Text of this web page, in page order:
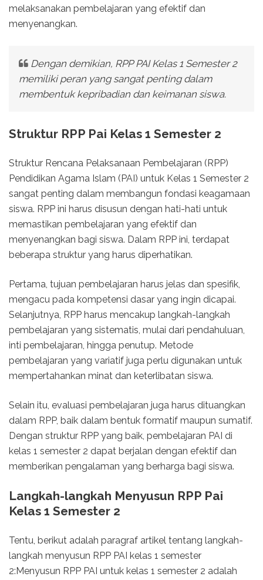
melaksanakan pembelajaran yang efektif dan
menyenangkan.
Dengan demikian, RPP PAI Kelas 1 Semester 2
memiliki peran yang sangat penting dalam
membentuk kepribadian dan keimanan siswa.
Struktur RPP Pai Kelas 1 Semester 2
Struktur Rencana Pelaksanaan Pembelajaran (RPP)
Pendidikan Agama Islam (PAI) untuk Kelas 1 Semester 2
sangat penting dalam membangun fondasi keagamaan
siswa. RPP ini harus disusun dengan hati-hati untuk
memastikan pembelajaran yang efektif dan
menyenangkan bagi siswa. Dalam RPP ini, terdapat
beberapa struktur yang harus diperhatikan.
Pertama, tujuan pembelajaran harus jelas dan spesifik,
mengacu pada kompetensi dasar yang ingin dicapai.
Selanjutnya, RPP harus mencakup langkah-langkah
pembelajaran yang sistematis, mulai dari pendahuluan,
inti pembelajaran, hingga penutup. Metode
pembelajaran yang variatif juga perlu digunakan untuk
mempertahankan minat dan keterlibatan siswa.
Selain itu, evaluasi pembelajaran juga harus dituangkan
dalam RPP, baik dalam bentuk formatif maupun sumatif.
Dengan struktur RPP yang baik, pembelajaran PAI di
kelas 1 semester 2 dapat berjalan dengan efektif dan
memberikan pengalaman yang berharga bagi siswa.
Langkah-langkah Menyusun RPP Pai
Kelas 1 Semester 2
Tentu, berikut adalah paragraf artikel tentang langkah-
langkah menyusun RPP PAI kelas 1 semester
2:Menyusun RPP PAI untuk kelas 1 semester 2 adalah